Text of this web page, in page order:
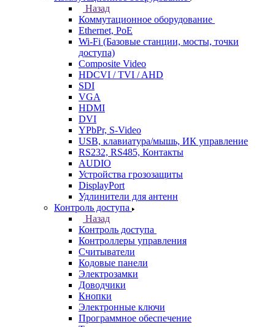
Назад
Коммутационное оборудование
Ethernet, PoE
Wi-Fi (Базовые станции, мосты, точки
доступа)
Composite Video
HDCVI / TVI / AHD
SDI
VGA
HDMI
DVI
YPbPr, S-Video
USB, клавиатура/мышь, ИК управление
RS232, RS485, Контакты
AUDIO
Устройства грозозащиты
DisplayPort
Удлинители для антенн
Контроль доступа
Назад
Контроль доступа
Контроллеры управления
Считыватели
Кодовые панели
Электрозамки
Доводчики
Кнопки
Электронные ключи
Программное обеспечение